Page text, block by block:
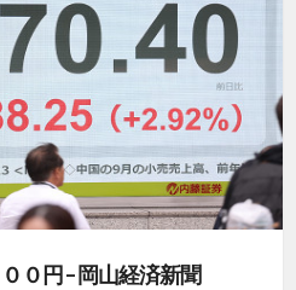
０円 – 岡山経済新聞